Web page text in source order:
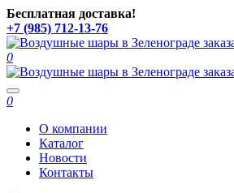
Бесплатная доставка!
+7 (985) 712-13-76
0
Toggle
navigation
0
О компании
Каталог
Новости
Контакты